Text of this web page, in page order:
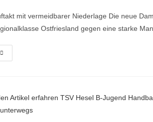
mit vermeidbarer Niederlage Die neue
Ostfriesland gegen eine starke